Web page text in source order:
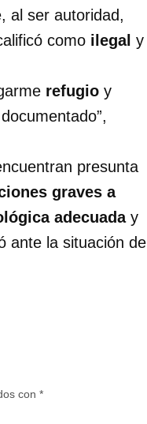
al ser autoridad,
como ilegal y
refugio y
presunta
graves a
adecuaday
ante la situación de
con *